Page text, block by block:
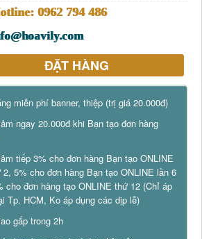
0962 794 486
ĐẶT HÀNG
miễn phí banner, thiệp (trị giá 20.000đ)
ngay 20.000đ khi Bạn tạo đơn hàng
tiếp 3% cho đơn hàng Bạn tạo ONLINE
2, 5% cho đơn hàng Bạn tạo ONLINE lần 6
cho đơn hàng tạo ONLINE thứ 12 (Chỉ áp
Tp. HCM, Ko áp dụng các dịp lễ)
gấp trong 2h